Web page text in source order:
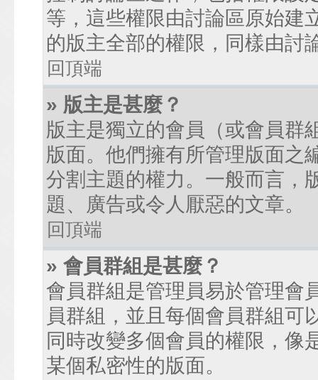
等，這些權限由討論區原始建
的版主全部的權限，同樣由討
回頂端
» 版主是甚麼？
版主是獨立的會員（或會員群
版面。他們擁有所管理版面之
分割主題的權力。一般而言，
題、廣告或令人厭惡的文章。
回頂端
» 會員群組是甚麼？
會員群組是管理員易於管理會
員群組，並且每個會員群組可
同時改變多個會員的權限，像
某個私密性的版面。